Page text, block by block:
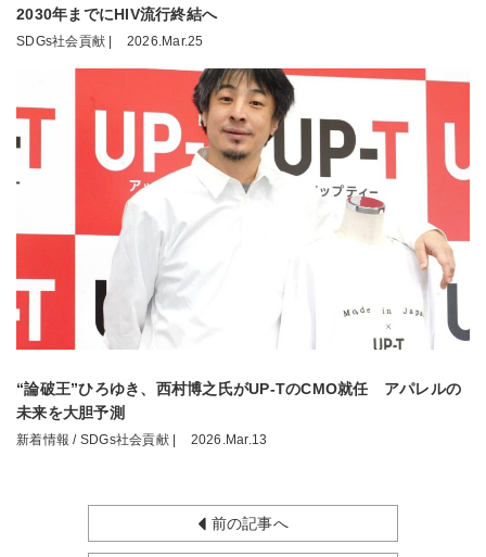
2030年までにHIV流行終結へ
SDGs社会貢献 | 2026.Mar.25
“論破王”ひろゆき、西村博之氏がUP-TのCMO就任 アパレルの
未来を大胆予測
新着情報 / SDGs社会貢献 | 2026.Mar.13
前の記事へ